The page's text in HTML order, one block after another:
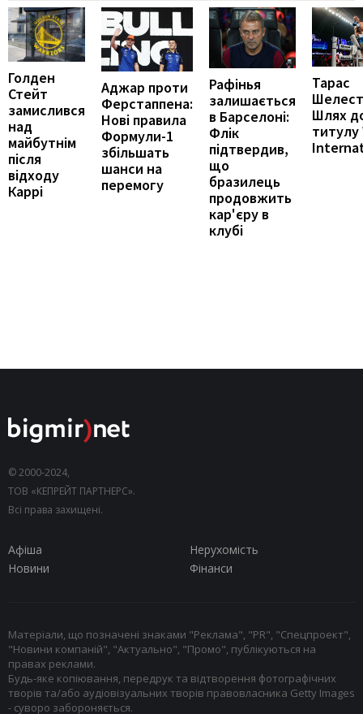
Голден
Стейт
замислився
над
майбутнім
після
відходу
Каррі
Аджар проти
Ферстаппена:
Нові правила
Формули-1
збільшать
шанси на
перемогу
Рафінья
залишається
в Барселоні:
Флік
підтвердив,
що
бразилець
продовжить
кар'єру в
клубі
Тарас
Шлях
титулу
© 2000-2024,
ТОВ «КЕПРЕЙТ ПАРТНЕРС».
Всі права захищені.
Афіша
Нерухомість
Новини
Фінанси
Матеріали, що позначені знаками "Реклама", "PR", "Спецпроект",
"Новини компаній", "Актуально", "Промо", публікуються на
правах реклами.
Будь-яке копіювання, передрук та відтворення фотографічних
творів та/або аудіовізуальних творів правовласника Getty Images
- суворо забороняється.